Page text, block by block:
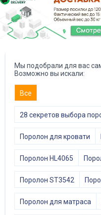
Мы подобрали для вас
Возможно вы искали:
Все
28 секретов выбора
Поролон для кровати
Поролон HL4065
Поролон ST3542
Поролон для матраса